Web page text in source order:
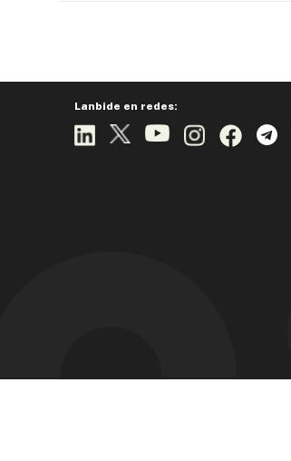
Lanbide en redes: